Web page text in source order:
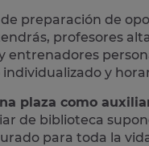
preparación de
profesores
entrenadores
y
plaza como
de biblioteca
para toda la